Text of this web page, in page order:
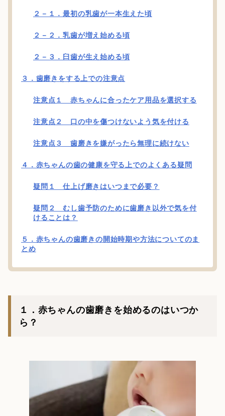
２－１．最初の乳歯が一本生えた頃
２－２．乳歯が増え始める頃
２－３．臼歯が生え始める頃
３．歯磨きをする上での注意点
注意点１ 赤ちゃんに合ったケア用品を選択する
注意点２ 口の中を傷つけないよう気を付ける
注意点３ 歯磨きを嫌がったら無理に続けない
４．赤ちゃんの歯の健康を守る上でのよくある疑問
疑問１ 仕上げ磨きはいつまで必要？
疑問２ むし歯予防のために歯磨き以外で気を付
けることは？
５．赤ちゃんの歯磨きの開始時期や方法についてのま
とめ
１．赤ちゃんの歯磨きを始めるのはいつか
ら？